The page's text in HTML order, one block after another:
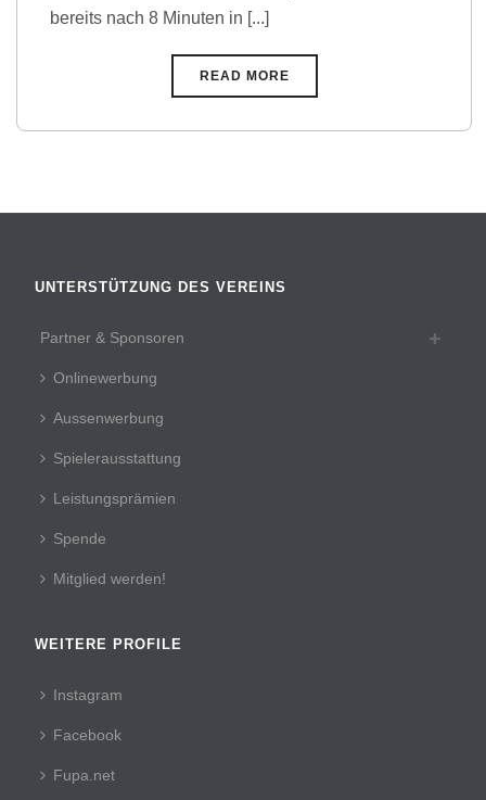
bereits nach 8 Minuten in [...]
READ MORE
UNTERSTÜTZUNG DES VEREINS
Partner & Sponsoren
Onlinewerbung
Aussenwerbung
Spielerausstattung
Leistungsprämien
Spende
Mitglied werden!
WEITERE PROFILE
Instagram
Facebook
Fupa.net